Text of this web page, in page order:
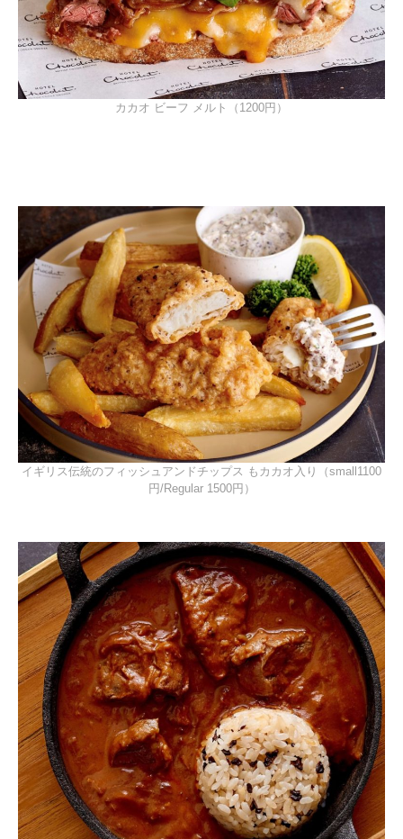
カカオ ビーフ メルト（1200円）
イギリス伝統のフィッシュアンドチップス もカカオ入り（small1100
円/Regular 1500円）